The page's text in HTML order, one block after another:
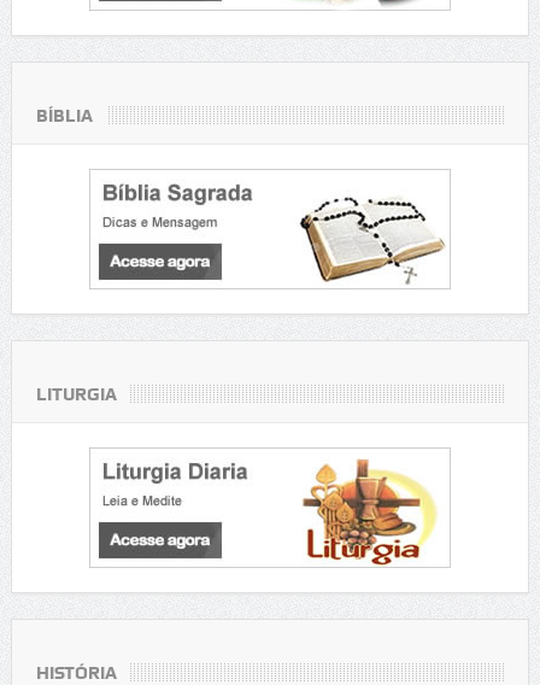
BÍBLIA
LITURGIA
HISTÓRIA